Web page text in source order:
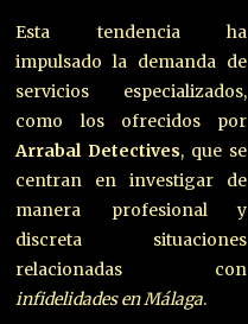
Esta tendencia ha
impulsado la demanda de
servicios especializados,
como los ofrecidos por
Arrabal Detectives, que se
centran en investigar de
manera profesional y
discreta situaciones
relacionadas con
infidelidades en Málaga.